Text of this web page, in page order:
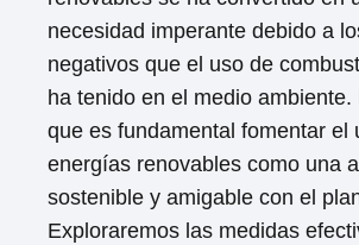
necesidad imperante debido a
negativos que el uso de
ha tenido en el medio ambiente.
que es fundamental fomentar el
energías renovables como una
sostenible y amigable con el
Exploraremos las medidas